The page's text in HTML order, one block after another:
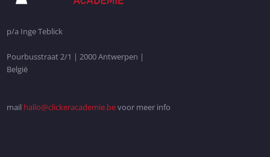
p/a Inge Teblick
Pourbusstraat 2/1 | 2000 Antwerpen |
België
mail hallo@clickeracademie.bevoor meer info